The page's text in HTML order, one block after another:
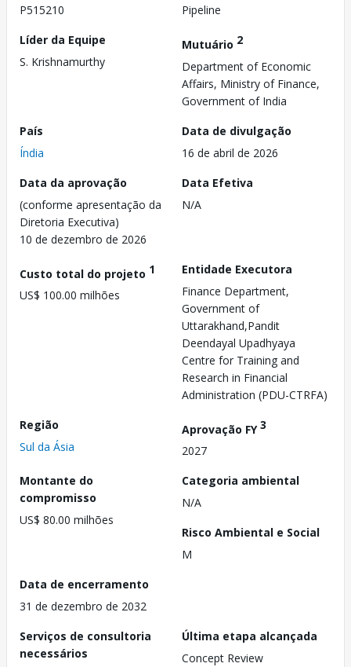
P515210
Pipeline
Líder da Equipe
S. Krishnamurthy
Mutuário 2
Department of Economic
Affairs, Ministry of Finance,
Government of India
País
Índia
Data de divulgação
16 de abril de 2026
Data da aprovação
(conforme apresentação da
Diretoria Executiva)
10 de dezembro de 2026
Data Efetiva
N/A
Custo total do projeto 1
US$ 100.00 milhões
Entidade Executora
Finance Department,
Government of
Uttarakhand,Pandit
Deendayal Upadhyaya
Centre for Training and
Research in Financial
Administration (PDU-CTRFA)
Região
Sul da Ásia
Aprovação FY3
2027
Montante do
compromisso
US$ 80.00 milhões
Categoria ambiental
N/A
Risco Ambiental e Social
M
Data de encerramento
31 de dezembro de 2032
Serviços de consultoria
necessários
Última etapa alcançada
Concept Review